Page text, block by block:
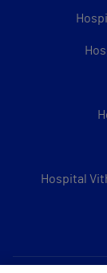
Hospital